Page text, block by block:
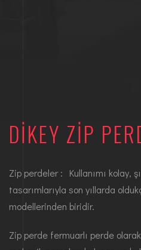
DIKEY ZIP
Zip perdeler : Kullanımı kolay,
tasarımlarıyla son yıllarda
modellerinden biridir.
Zip perde fermuarlı perde